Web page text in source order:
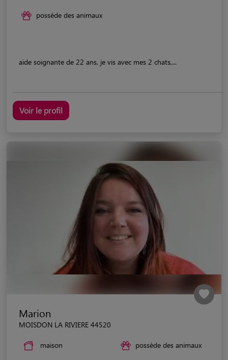
possède des animaux
aide soignante de 22 ans, je vis avec mes 2 chats,...
Voir le profil
Marion
MOISDON LA RIVIERE 44520
maison possède des animaux